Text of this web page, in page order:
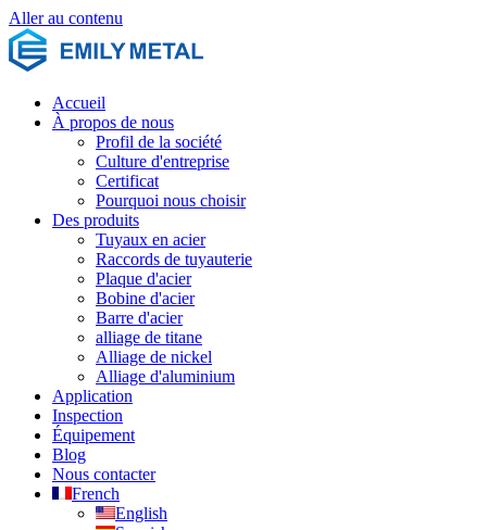
Aller au contenu
Accueil
À propos de nous
Profil de la société
Culture d'entreprise
Certificat
Pourquoi nous choisir
Des produits
Tuyaux en acier
Raccords de tuyauterie
Plaque d'acier
Bobine d'acier
Barre d'acier
alliage de titane
Alliage de nickel
Alliage d'aluminium
Application
Inspection
Équipement
Blog
Nous contacter
French
English